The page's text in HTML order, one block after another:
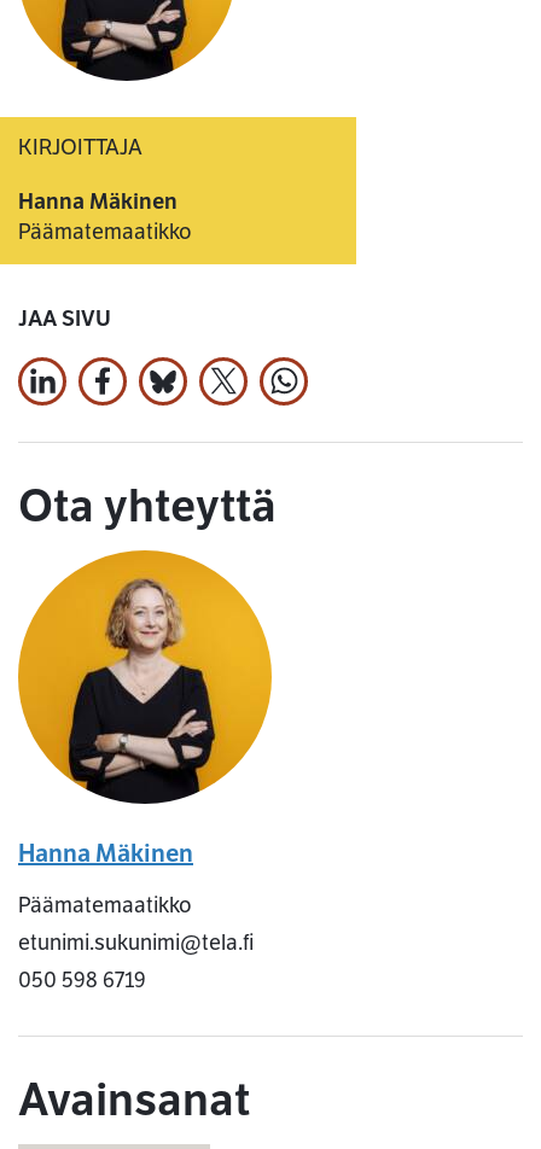
KIRJOITTAJA
Hanna Mäkinen
Päämatemaatikko
JAA SIVU
Jaa LinkedInissä
Jaa Facebookissa
Jaa Bluesky:ssa
Jaa X:ssäJaa WhatsApissa
Ota yhteyttä
Hanna Mäkinen
Päämatemaatikko
etunimi.sukunimi@tela.fi
050 598 6719
Avainsanat